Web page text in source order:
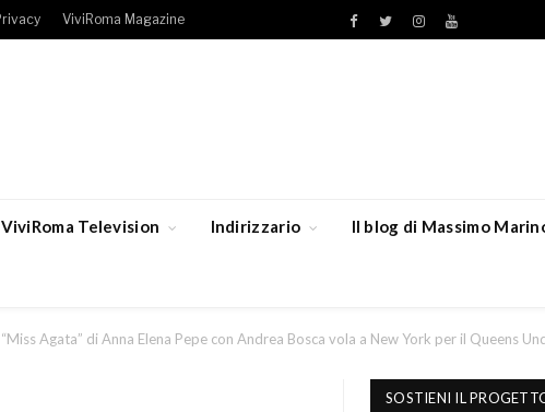
ViviRoma Magazine Facebook
TwitterInstagramYouTube
ViviRoma Television Indirizzario Il blog di Massimo
Agata” di Anna Elena Pepe con Andrea Bosca vola a New York per il Queens
SOSTIENI IL